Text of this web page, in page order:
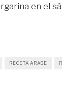
en el
RECETA ARABE